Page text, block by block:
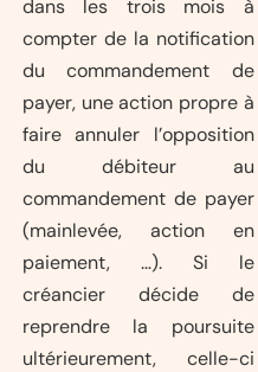
dans les trois mois à
compter de la notification
du commandement de
payer, une action propre à
faire annuler l’opposition
du débiteur au
commandement de payer
(mainlevée, action en
paiement, …). Si le
créancier décide de
reprendre la poursuite
ultérieurement, celle-ci